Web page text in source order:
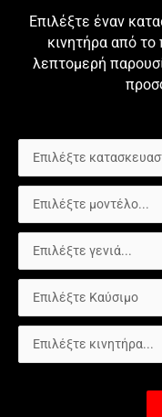
Επιλέξτε έναν
κινητήρα από το
λεπτομερή